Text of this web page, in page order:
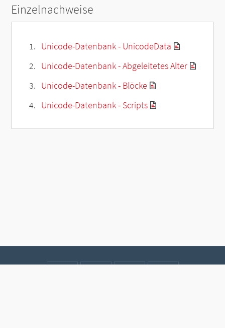
Einzelnachweise
Unicode-Datenbank - UnicodeData
Unicode-Datenbank - Abgeleitetes Alter
Unicode-Datenbank - Blöcke
Unicode-Datenbank - Scripts